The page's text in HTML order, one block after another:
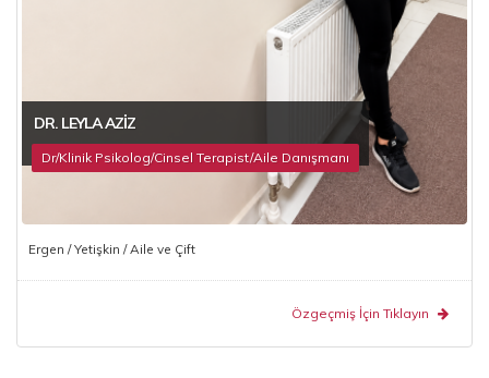
DR. LEYLA AZIZ
Dr/Klinik Psikolog/Cinsel Terapist/Aile Danışmanı
Ergen / Yetişkin / Aile ve Çift
Özgeçmiş İçin Tıklayın